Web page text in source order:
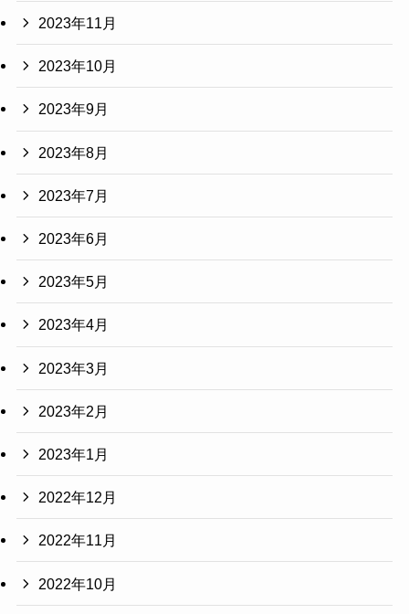
2023年11月
2023年10月
2023年9月
2023年8月
2023年7月
2023年6月
2023年5月
2023年4月
2023年3月
2023年2月
2023年1月
2022年12月
2022年11月
2022年10月